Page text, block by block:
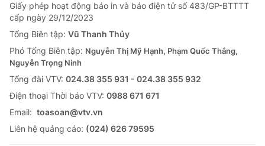
Giấy phép hoạt động báo in và báo điện tử số 483/GP-BTTTT
cấp ngày 29/12/2023
Tổng Biên tập: Vũ Thanh Thủy
Phó Tổng Biên tập: Nguyễn Thị Mỹ Hạnh, Phạm Quốc Thắng,
Nguyễn Trọng Ninh
Tổng đài VTV: 024.38 355 931 - 024.38 355 932
Ðiện thoại Thời báo VTV: 0988 671 671
Email: toasoan@vtv.vn
Liên hệ quảng cáo: (024) 626 79595